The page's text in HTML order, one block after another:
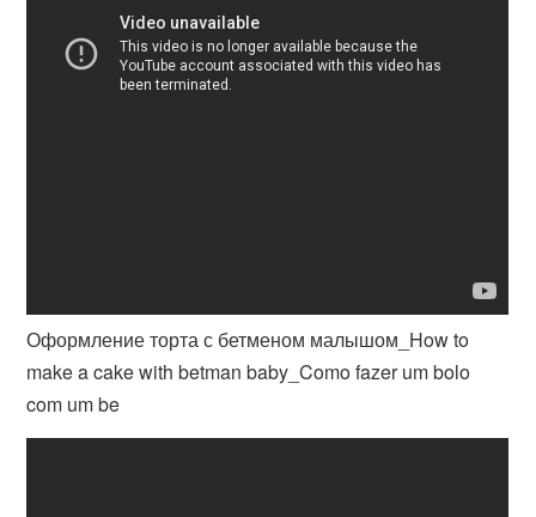
Оформление торта с бетменом малышом_How to
make a cake with betman baby_Como fazer um bolo
com um be